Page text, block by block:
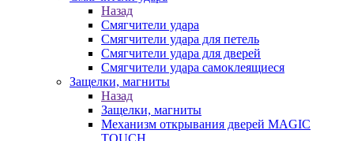
Назад
Смягчители удара
Смягчители удара для петель
Смягчители удара для дверей
Cмягчители удара самоклеящиеся
Защелки, магниты
Назад
Защелки, магниты
Механизм открывания дверей MAGIC
TOUCH